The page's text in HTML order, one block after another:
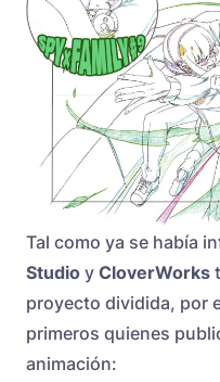
Tal como ya se había
Studio y CloverWorks
proyecto dividida, por
primeros quienes
animación: